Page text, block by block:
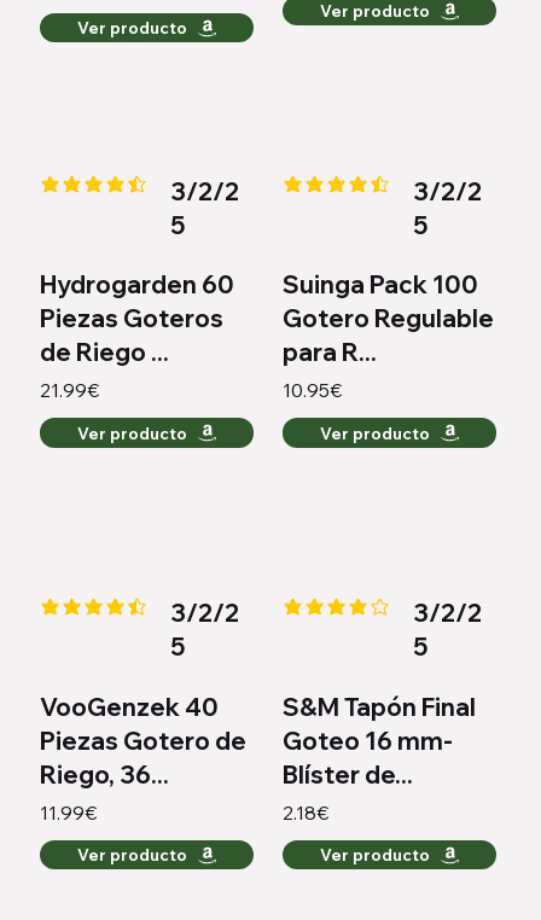
Ver producto
Ver producto
la calificación promedio es 4.3 de 5
3/2/2
5
Hydrogarden 60
Piezas Goteros
de Riego ...
21.99€
Ver producto
la calificación promedio es 4.3
3/2/2
5
Suinga Pack 100
Gotero Regulable
para R...
10.95€
Ver producto
la calificación promedio es 4.4 de 5
3/2/2
5
VooGenzek 40
Piezas Gotero de
Riego, 36...
11.99€
Ver producto
la calificación promedio es 4.2
3/2/2
5
S&M Tapón Final
Goteo 16 mm-
Blíster de...
2.18€
Ver producto